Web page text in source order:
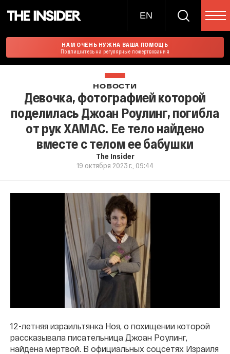
EN
НАМ ОЧЕНЬ НУЖНА ВАША ПОМОЩЬ
Подпишитесь на регулярные пожертвования
НОВОСТИ
Девочка, фотографией которой
поделилась Джоан Роулинг, погибла
от рук ХАМАС. Ее тело найдено
вместе с телом ее бабушки
The Insider
19 октября 2023 г., 09:44
12-летняя израильтянка Ноя, о похищении которой
рассказывала писательница Джоан Роулинг,
найдена мертвой. В официальных соцсетях Израиля